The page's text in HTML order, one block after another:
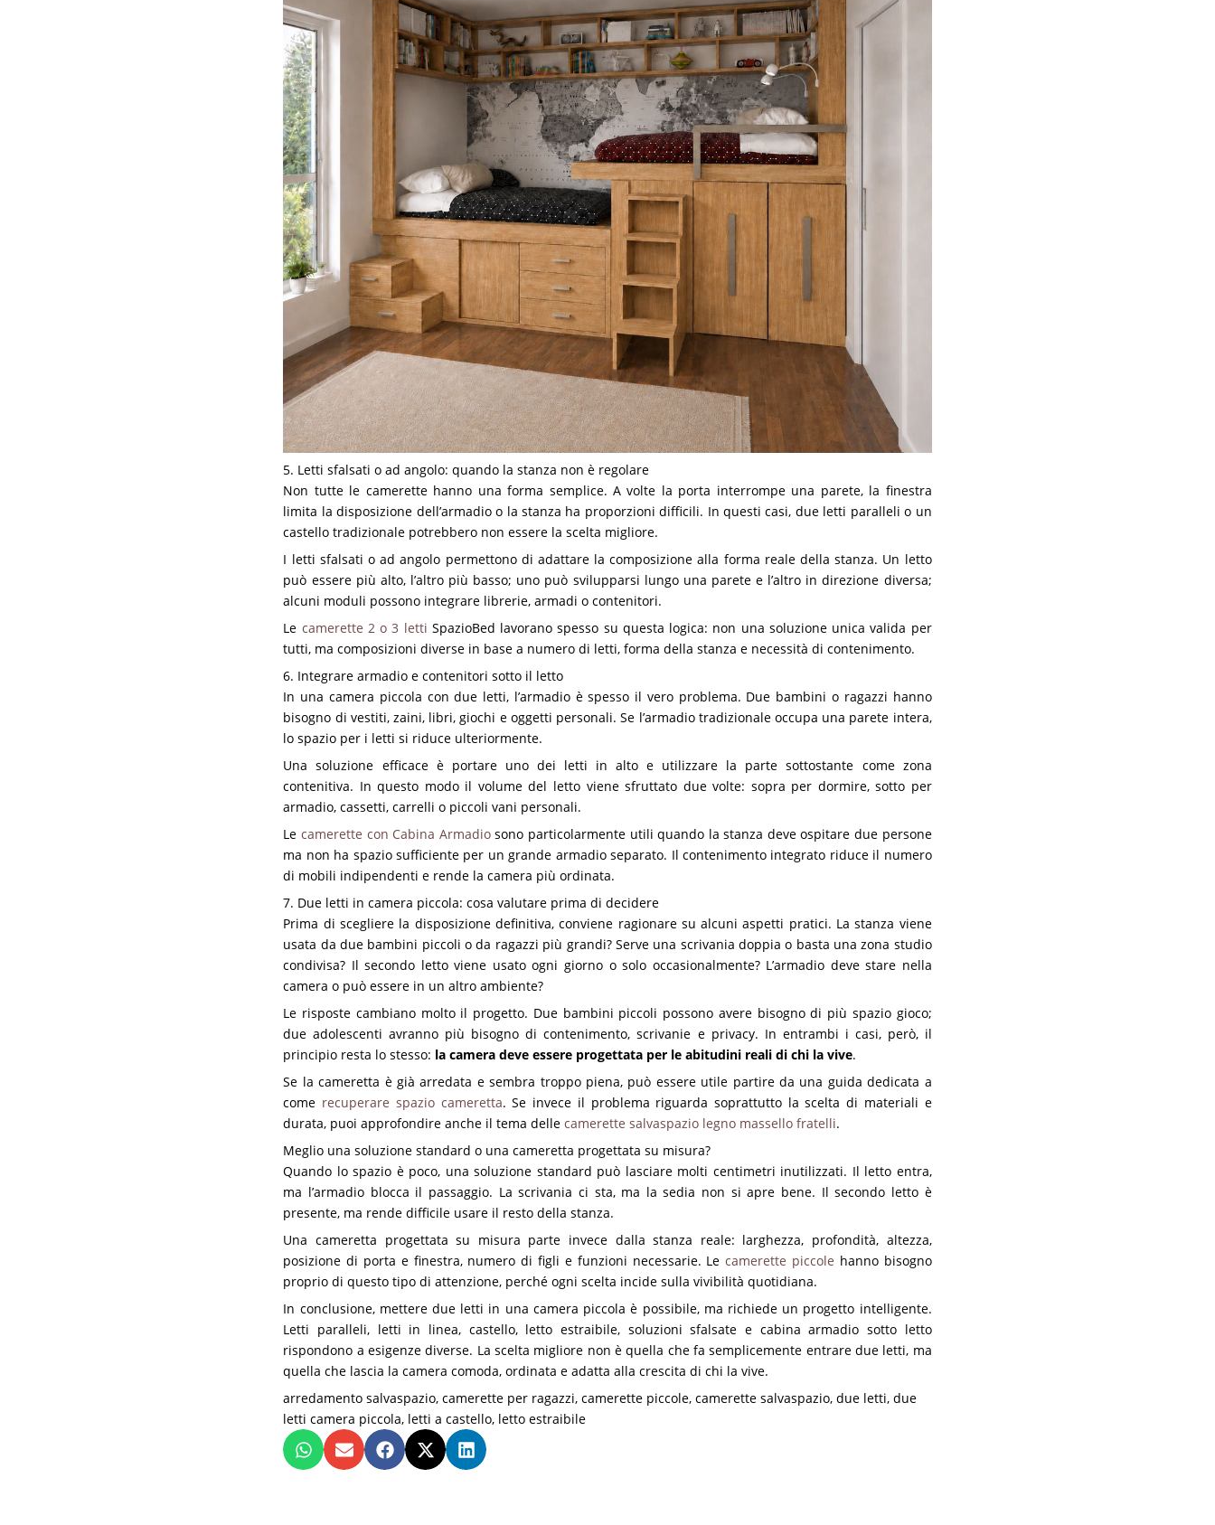
5. Letti sfalsati o ad angolo: quando la stanza non è regolare
Non tutte le camerette hanno una forma semplice. A volte la porta interrompe una parete, la finestra
limita la disposizione dell’armadio o la stanza ha proporzioni difficili. In questi casi, due letti paralleli o un
castello tradizionale potrebbero non essere la scelta migliore.
I letti sfalsati o ad angolo permettono di adattare la composizione alla forma reale della stanza. Un letto
può essere più alto, l’altro più basso; uno può svilupparsi lungo una parete e l’altro in direzione diversa;
alcuni moduli possono integrare librerie, armadi o contenitori.
Le camerette 2 o 3 letti SpazioBed lavorano spesso su questa logica: non una soluzione unica valida per
tutti, ma composizioni diverse in base a numero di letti, forma della stanza e necessità di contenimento.
6. Integrare armadio e contenitori sotto il letto
In una camera piccola con due letti, l’armadio è spesso il vero problema. Due bambini o ragazzi hanno
bisogno di vestiti, zaini, libri, giochi e oggetti personali. Se l’armadio tradizionale occupa una parete intera,
lo spazio per i letti si riduce ulteriormente.
Una soluzione efficace è portare uno dei letti in alto e utilizzare la parte sottostante come zona
contenitiva. In questo modo il volume del letto viene sfruttato due volte: sopra per dormire, sotto per
armadio, cassetti, carrelli o piccoli vani personali.
Le camerette con Cabina Armadiosono particolarmente utili quando la stanza deve ospitare due persone
ma non ha spazio sufficiente per un grande armadio separato. Il contenimento integrato riduce il numero
di mobili indipendenti e rende la camera più ordinata.
7. Due letti in camera piccola: cosa valutare prima di decidere
Prima di scegliere la disposizione definitiva, conviene ragionare su alcuni aspetti pratici. La stanza viene
usata da due bambini piccoli o da ragazzi più grandi? Serve una scrivania doppia o basta una zona studio
condivisa? Il secondo letto viene usato ogni giorno o solo occasionalmente? L’armadio deve stare nella
camera o può essere in un altro ambiente?
Le risposte cambiano molto il progetto. Due bambini piccoli possono avere bisogno di più spazio gioco;
due adolescenti avranno più bisogno di contenimento, scrivanie e privacy. In entrambi i casi, però, il
principio resta lo stesso: la camera deve essere progettata per le abitudini reali di chi la vive.
Se la cameretta è già arredata e sembra troppo piena, può essere utile partire da una guida dedicata a
come recuperare spazio cameretta. Se invece il problema riguarda soprattutto la scelta di materiali e
durata, puoi approfondire anche il tema dellecamerette salvaspazio legno massello fratelli.
Meglio una soluzione standard o una cameretta progettata su misura?
Quando lo spazio è poco, una soluzione standard può lasciare molti centimetri inutilizzati. Il letto entra,
ma l’armadio blocca il passaggio. La scrivania ci sta, ma la sedia non si apre bene. Il secondo letto è
presente, ma rende difficile usare il resto della stanza.
Una cameretta progettata su misura parte invece dalla stanza reale: larghezza, profondità, altezza,
posizione di porta e finestra, numero di figli e funzioni necessarie. Lecamerette piccole hanno bisogno
proprio di questo tipo di attenzione, perché ogni scelta incide sulla vivibilità quotidiana.
In conclusione, mettere due letti in una camera piccola è possibile, ma richiede un progetto intelligente.
Letti paralleli, letti in linea, castello, letto estraibile, soluzioni sfalsate e cabina armadio sotto letto
rispondono a esigenze diverse. La scelta migliore non è quella che fa semplicemente entrare due letti, ma
quella che lascia la camera comoda, ordinata e adatta alla crescita di chi la vive.
arredamento salvaspazio,camerette per ragazzi,camerette piccole,camerette salvaspazio,due letti,due
letti camera piccola, letti a castello, letto estraibile